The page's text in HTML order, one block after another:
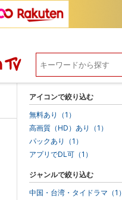
アイコンで絞り込む
無料あり（1）
高画質（HD）あり（1）
パックあり（1）
アプリでDL可（1）
ジャンルで絞り込む
中国・台湾・タイドラマ（1）